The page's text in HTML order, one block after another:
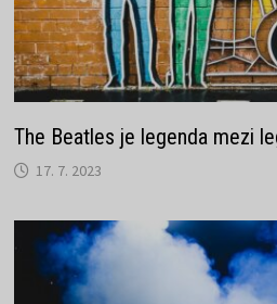
The Beatles je legenda mezi
17. 7. 2023